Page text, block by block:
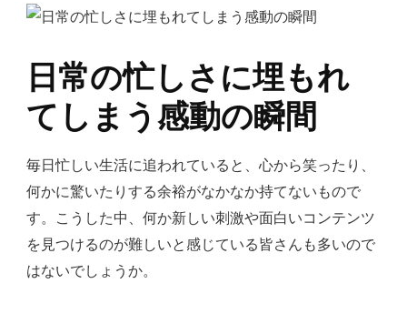
日常の忙しさに埋もれ
てしまう感動の瞬間
毎日忙しい生活に追われていると、心から笑ったり、
何かに驚いたりする余裕がなかなか持てないもので
す。こうした中、何か新しい刺激や面白いコンテンツ
を見つけるのが難しいと感じている皆さんも多いので
はないでしょうか。